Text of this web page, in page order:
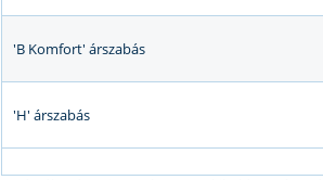
'B Komfort' árszabás
'H' árszabás